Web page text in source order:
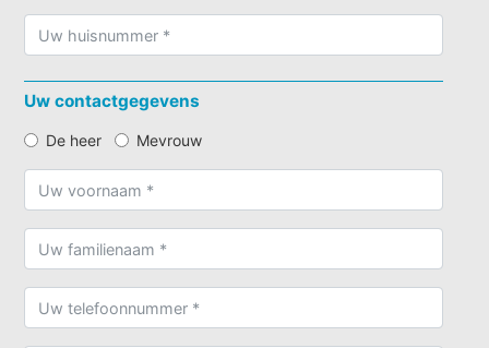
Uw contactgegevens
De heer Mevrouw